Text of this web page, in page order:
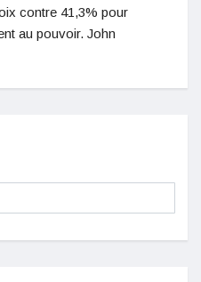
contre 41,3% pour
au pouvoir. John